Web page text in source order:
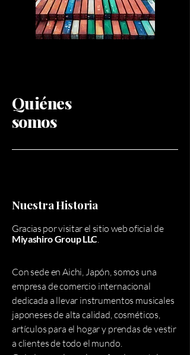
Quiénes
somos
Nuestra Historia
Gracias por visitar el sitio web oficial de
Miyashiro Group LLC.
Con sede en Aichi, Japón, somos una
empresa de comercio internacional
dedicada a llevar instrumentos musicales
japoneses de alta calidad, cosméticos,
artículos para el hogar y prendas de vestir
a clientes de todo el mundo.